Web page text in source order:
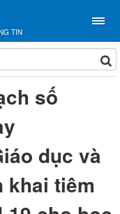
TIN
số
dục và
khai tiêm